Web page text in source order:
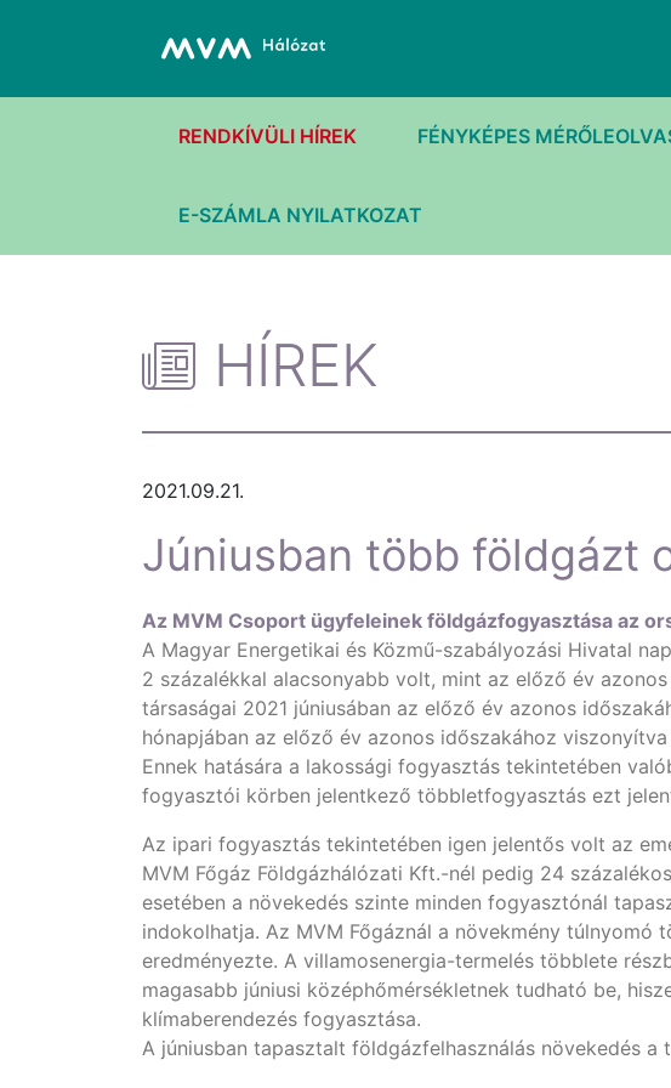
RENDKÍVÜLI HÍREK FÉNYKÉPES
E-SZÁMLA NYILATKOZAT
HÍREK
2021.09.21.
Júniusban több földgázt
Az MVM Csoport ügyfeleinek földgázfogyasztása az
A Magyar Energetikai és Közmű-szabályozási Hivatal
2 százalékkal alacsonyabb volt, mint az előző év
társaságai 2021 júniusában az előző év azonos
hónapjában az előző év azonos időszakához
Ennek hatására a lakossági fogyasztás tekintetében
fogyasztói körben jelentkező többletfogyasztás ezt
Az ipari fogyasztás tekintetében igen jelentős volt az
MVM Főgáz Földgázhálózati Kft.-nél pedig 24
esetében a növekedés szinte minden fogyasztónál
indokolhatja. Az MVM Főgáznál a növekmény
eredményezte. A villamosenergia-termelés többlete
magasabb júniusi középhőmérsékletnek tudható be,
klímaberendezés fogyasztása.
A júniusban tapasztalt földgázfelhasználás növekedés